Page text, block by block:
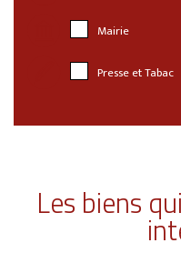
Mairie
Presse et Tabac
Les biens